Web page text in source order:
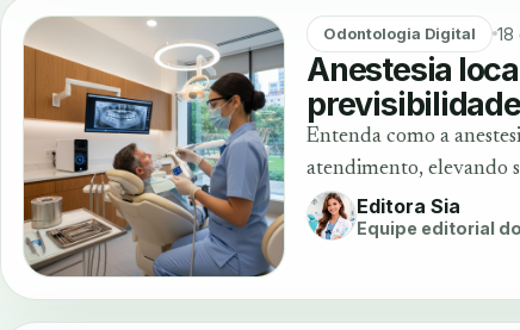
Odontologia Digital 18
Anestesia
Entenda como a
atendimento, elevando
Editora Sia
Equipe editorial